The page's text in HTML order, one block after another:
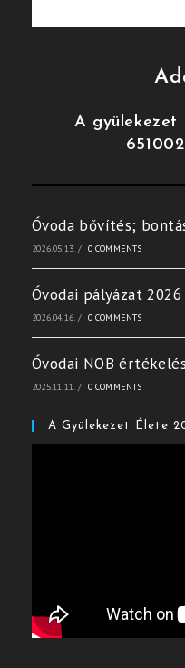
A gyülekezet
Óvoda bővítés;
2026.05.13. / 0 COMMENTS
Óvodai pályázat 2026
2026.04.16. / 0 COMMENTS
Óvodai NOB értékelés
2025.11.11. / 0 COMMENTS
A Gyülekezet Élete